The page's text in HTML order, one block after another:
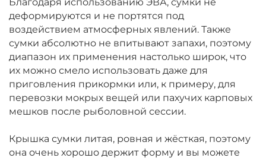
деформируются и не портятся под
воздействием атмосферных явлений. Также
сумки абсолютно не впитывают запахи, поэтому
диапазон их применения настолько широк, что
их можно смело использовать даже для
приговления прикормки или, к примеру, для
перевозки мокрых вещей или пахучих карповых
мешков после рыболовной сессии.
Крышка сумки литая, ровная и жёсткая, поэтому
она очень хорошо держит форму и вы можете